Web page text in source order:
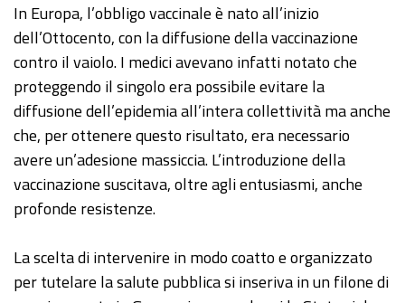
In Europa, l’obbligo vaccinale è nato all’inizio
dell’Ottocento, con la diffusione della vaccinazione
contro il vaiolo. I medici avevano infatti notato che
proteggendo il singolo era possibile evitare la
diffusione dell’epidemia all’intera collettività ma anche
che, per ottenere questo risultato, era necessario
avere un’adesione massiccia. L’introduzione della
vaccinazione suscitava, oltre agli entusiasmi, anche
profonde resistenze.
La scelta di intervenire in modo coatto e organizzato
per tutelare la salute pubblica si inseriva in un filone di